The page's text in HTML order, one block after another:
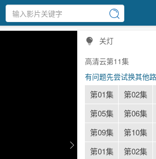
关灯
高清云第11集
有问题先尝试换其他
第01集 第02集
第05集
第06集
第09集
第10集
第01集
第02集